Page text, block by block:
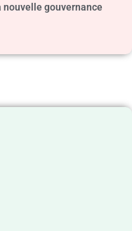
gouvernance